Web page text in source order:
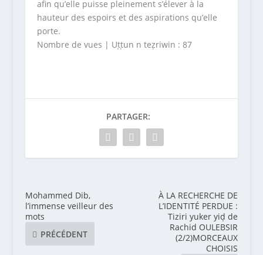
afin qu’elle puisse pleinement s’élever à la
hauteur des espoirs et des aspirations qu’elle
porte.
Nombre de vues | Uṭṭun n teẓriwin : 87
PARTAGER:
Mohammed Dib,
l’immense veilleur des
mots
PRÉCÉDENT
À LA RECHERCHE DE
L’IDENTITÉ PERDUE :
Tiziri yuker yiḍ de
Rachid OULEBSIR
(2/2)MORCEAUX
CHOISIS